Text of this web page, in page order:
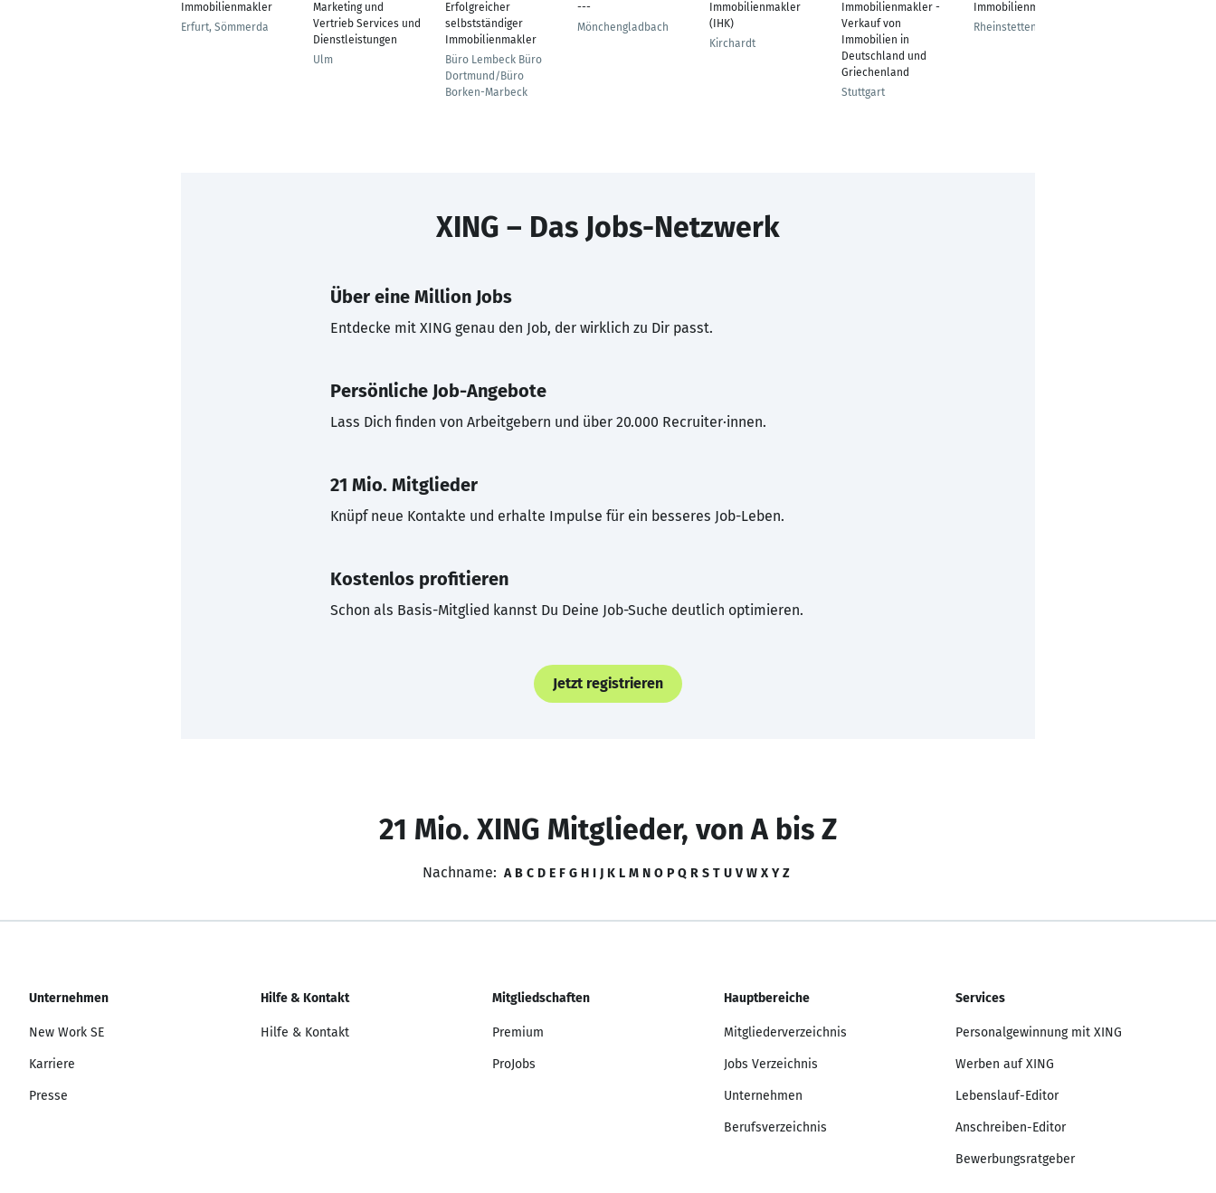
Immobilienmakler
Erfurt, Sömmerda
Marketing und
Vertrieb Services und
Dienstleistungen
Ulm
Erfolgreicher
selbstständiger
Immobilienmakler
Büro Lembeck Büro
Dortmund/Büro
Borken-Marbeck
---
Mönchengladbach
Immobilienmakler
(IHK)
Kirchardt
Immobilienmakler -
Verkauf von
Immobilien in
Deutschland und
Griechenland
Stuttgart
Immobilienmaklerin
Rheinstetten
XING – Das Jobs-Netzwerk
Über eine Million Jobs
Entdecke mit XING genau den Job, der wirklich zu Dir passt.
Persönliche Job-Angebote
Lass Dich finden von Arbeitgebern und über 20.000 Recruiter·innen.
21 Mio. Mitglieder
Knüpf neue Kontakte und erhalte Impulse für ein besseres Job-Leben.
Kostenlos profitieren
Schon als Basis-Mitglied kannst Du Deine Job-Suche deutlich optimieren.
Jetzt registrieren
21 Mio. XING Mitglieder, von A bis Z
Nachname: A B C D E F G H I J K L M N O P Q R S T U V W X Y Z
Unternehmen
New Work SE
Karriere
Presse
Hilfe & Kontakt
Hilfe & Kontakt
Mitgliedschaften
Premium
ProJobs
Hauptbereiche
Mitgliederverzeichnis
Jobs Verzeichnis
Unternehmen
Berufsverzeichnis
Services
Personalgewinnung mit XING
Werben auf XING
Lebenslauf-Editor
Anschreiben-Editor
Bewerbungsratgeber